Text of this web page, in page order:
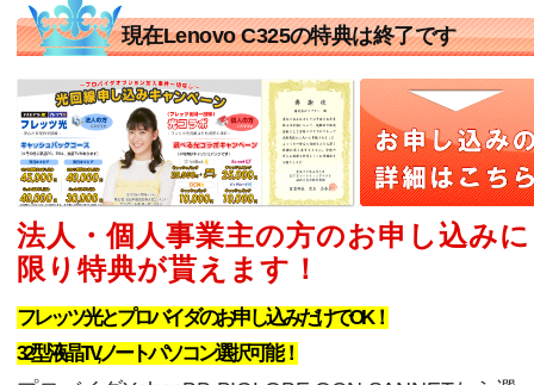
現在Lenovo C325の特典は終了です
法人・個人事業主の方のお申し込みに
限り特典が貰えます！
フレッツ光とプロバイダのお申し込みだけでOK！
32型液晶TV,ノートパソコン選択可能！